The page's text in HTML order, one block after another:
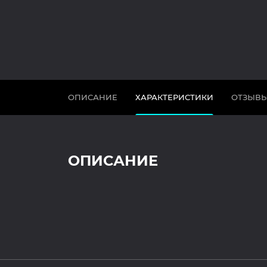
ОПИСАНИЕ ХАРАКТЕРИСТИКИ
ОПИСАНИЕ